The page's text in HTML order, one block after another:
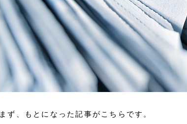
まず、もとになった記事がこちらです。